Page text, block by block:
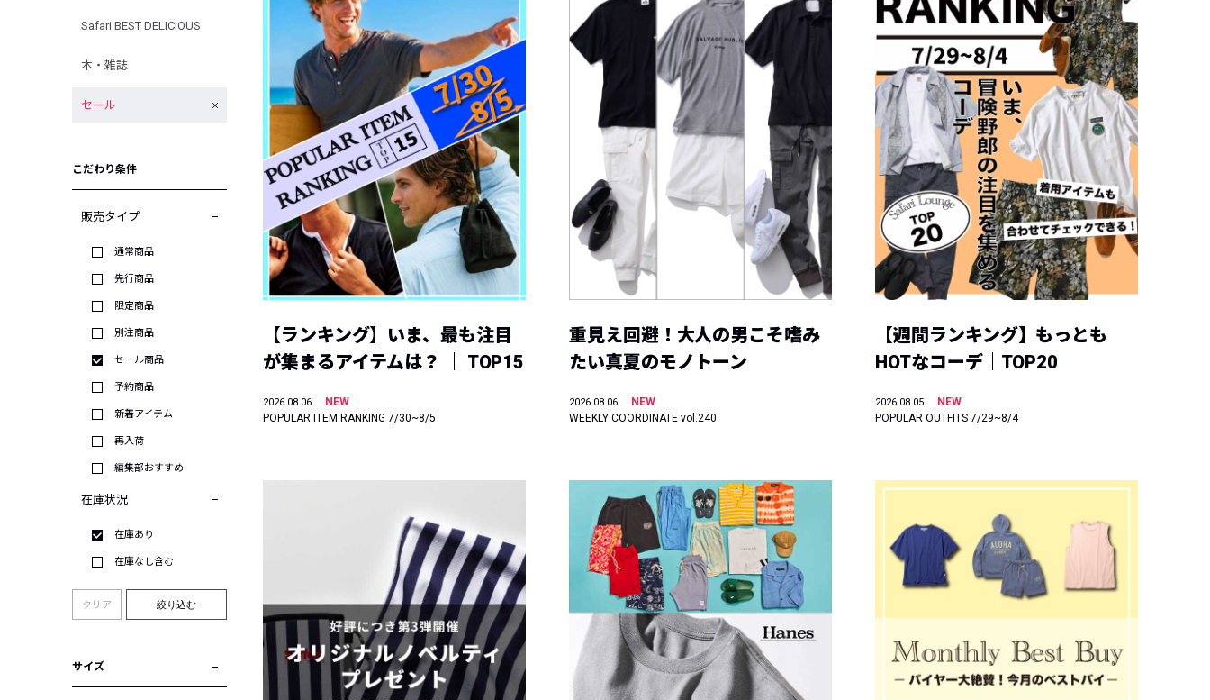
Safari BEST DELICIOUS
本・雑誌
セール
こだわり条件
販売タイプ
通常商品
先行商品
限定商品
別注商品
セール商品
予約商品
新着アイテム
再入荷
編集部おすすめ
在庫状況
在庫あり
在庫なし含む
クリア 絞り込む
サイズ
【ランキング】いま、最も注目
が集まるアイテムは？ ｜ TOP15
2026.08.06
NEW
POPULAR ITEM RANKING 7/30~8/5
重見え回避！大人の男こそ嗜み
たい真夏のモノトーン
2026.08.06
NEW
WEEKLY COORDINATE vol.240
【週間ランキング】もっとも
HOTなコーデ｜TOP20
2026.08.05
NEW
POPULAR OUTFITS 7/29~8/4